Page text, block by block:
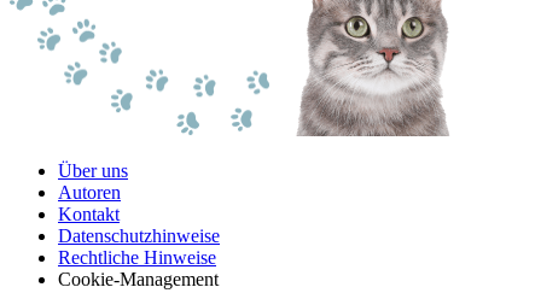
Über uns
Autoren
Kontakt
Datenschutzhinweise
Rechtliche Hinweise
Cookie-Management